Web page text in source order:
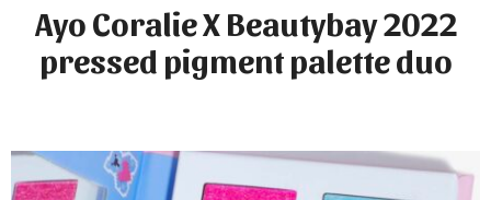
Ayo Coralie X Beautybay 2022
pressed pigment palette duo